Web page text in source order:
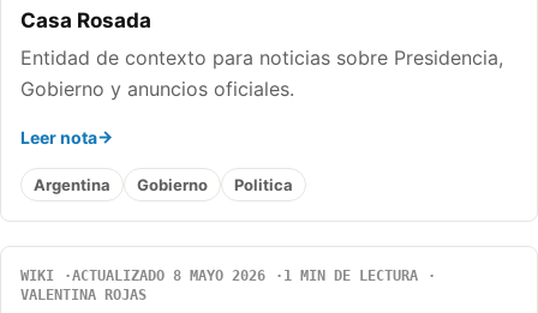
Casa Rosada
Entidad de contexto para noticias sobre Presidencia,
Gobierno y anuncios oficiales.
Leer nota
Argentina Gobierno Politica
WIKI ACTUALIZADO 8 MAYO 2026
1 MIN DE LECTURA
VALENTINA ROJAS